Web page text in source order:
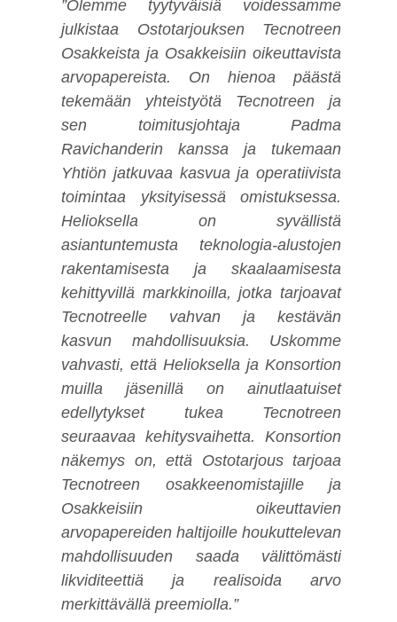
”Olemme tyytyväisiä voidessamme
julkistaa Ostotarjouksen Tecnotreen
Osakkeista ja Osakkeisiin oikeuttavista
arvopapereista. On hienoa päästä
tekemään yhteistyötä Tecnotreen ja
sen toimitusjohtaja Padma
Ravichanderin kanssa ja tukemaan
Yhtiön jatkuvaa kasvua ja operatiivista
toimintaa yksityisessä omistuksessa.
Helioksella on syvällistä
asiantuntemusta teknologia-alustojen
rakentamisesta ja skaalaamisesta
kehittyvillä markkinoilla, jotka tarjoavat
Tecnotreelle vahvan ja kestävän
kasvun mahdollisuuksia. Uskomme
vahvasti, että Helioksella ja Konsortion
muilla jäsenillä on ainutlaatuiset
edellytykset tukea Tecnotreen
seuraavaa kehitysvaihetta. Konsortion
näkemys on, että Ostotarjous tarjoaa
Tecnotreen osakkeenomistajille ja
Osakkeisiin oikeuttavien
arvopapereiden haltijoille houkuttelevan
mahdollisuuden saada välittömästi
likviditeettiä ja realisoida arvo
merkittävällä preemiolla.”